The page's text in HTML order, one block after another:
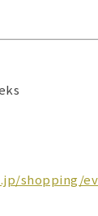
shopping/